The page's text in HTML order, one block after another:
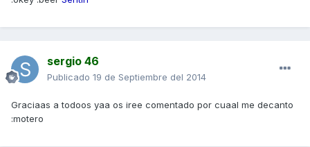
sergio 46
Publicado 19 de Septiembre del 2014
Graciaas a todoos yaa os iree comentado por cuaal me decanto
:motero